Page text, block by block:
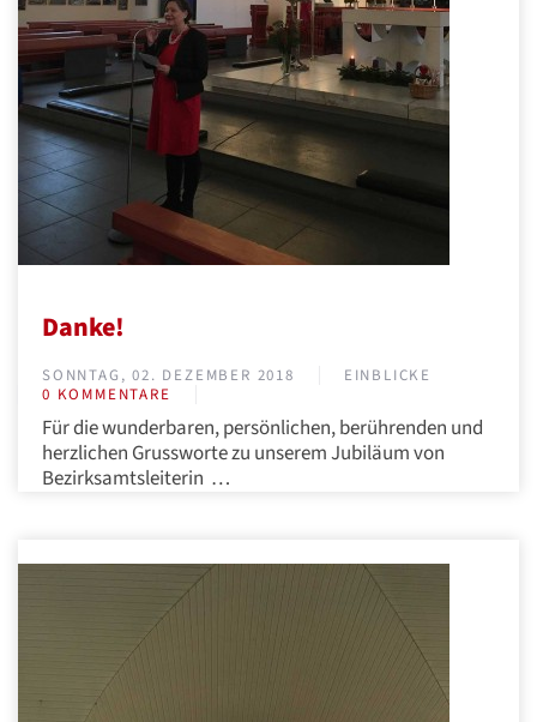
Danke!
SONNTAG, 02. DEZEMBER 2018
EINBLICKE
0 KOMMENTARE
Für die wunderbaren, persönlichen, berührenden und
herzlichen Grussworte zu unserem Jubiläum von
Bezirksamtsleiterin …